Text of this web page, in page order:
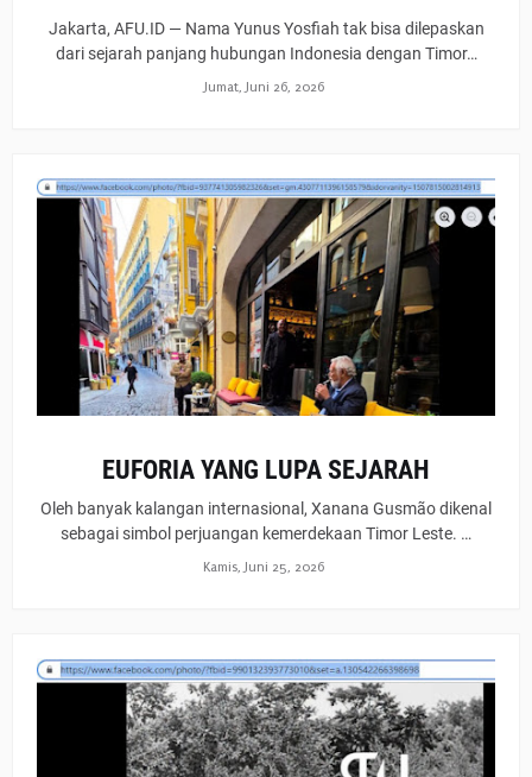
Jakarta, AFU.ID — Nama Yunus Yosfiah tak bisa dilepaskan
dari sejarah panjang hubungan Indonesia dengan Timor…
Jumat, Juni 26, 2026
EUFORIA YANG LUPA SEJARAH
Oleh banyak kalangan internasional, Xanana Gusmão dikenal
sebagai simbol perjuangan kemerdekaan Timor Leste. …
Kamis, Juni 25, 2026